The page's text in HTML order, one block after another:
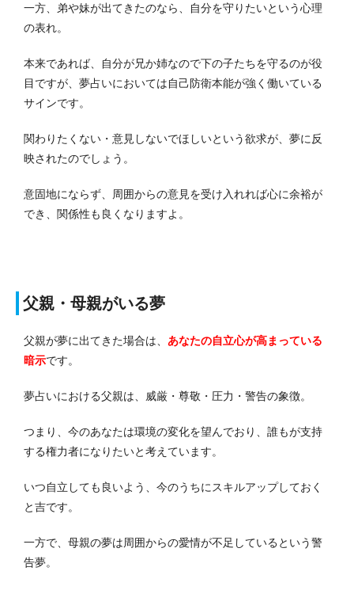
一方、弟や妹が出てきたのなら、自分を守りたいという心理
の表れ。
本来であれば、自分が兄か姉なので下の子たちを守るのが役
目ですが、夢占いにおいては自己防衛本能が強く働いている
サインです。
関わりたくない・意見しないでほしいという欲求が、夢に反
映されたのでしょう。
意固地にならず、周囲からの意見を受け入れれば心に余裕が
でき、関係性も良くなりますよ。
父親・母親がいる夢
父親が夢に出てきた場合は、 あなたの自立心が高まっている
暗示です。
夢占いにおける父親は、威厳・尊敬・圧力・警告の象徴。
つまり、今のあなたは環境の変化を望んでおり、誰もが支持
する権力者になりたいと考えています。
いつ自立しても良いよう、今のうちにスキルアップしておく
と吉です。
一方で、母親の夢は周囲からの愛情が不足しているという警
告夢。